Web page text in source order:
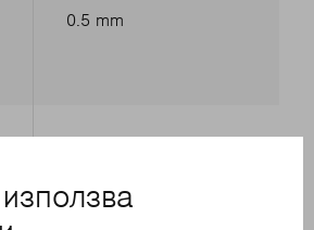
0.5 mm